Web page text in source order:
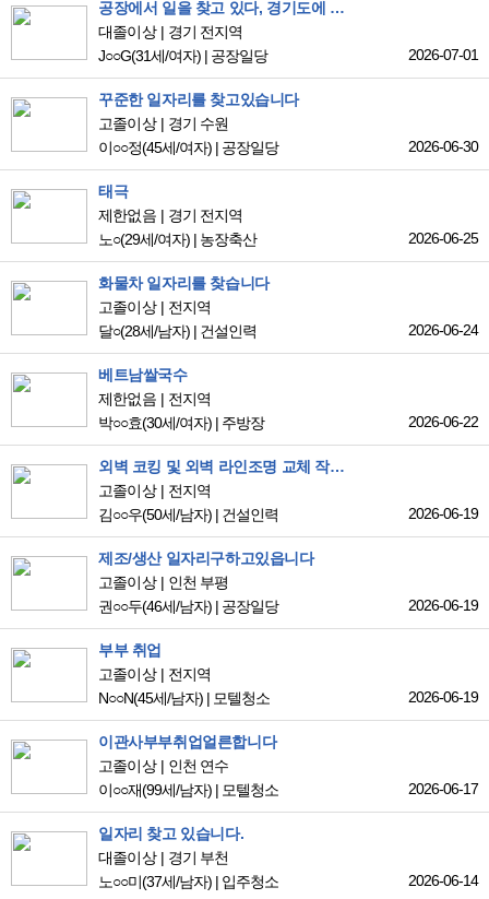
공장에서 일을 찾고 있다, 경기도에 일하고 싶다
대졸이상
경기 전지역
J○○G(31세/여자) | 공장일당 2026-07-01
꾸준한 일자리를 찾고있습니다
고졸이상
경기 수원
이○○정(45세/여자) | 공장일당 2026-06-30
태극
제한없음
경기 전지역
노○(29세/여자) | 농장축산 2026-06-25
화물차 일자리를 찾습니다
고졸이상
전지역
달○(28세/남자) | 건설인력 2026-06-24
베트남쌀국수
제한없음
전지역
박○○효(30세/여자) | 주방장 2026-06-22
외벽 코킹 및 외벽 라인조명 교체 작업 ,전기 내선 작업 ,배관 설비,기타 설비,배추 작업 경험 있음 외벽코킹 장비 완비,기타 설비공구 보유
고졸이상
전지역
김○○우(50세/남자) | 건설인력 2026-06-19
제조/생산 일자리구하고있읍니다
고졸이상
인천 부평
권○○두(46세/남자) | 공장일당 2026-06-19
부부 취업
고졸이상
전지역
N○○N(45세/남자) | 모텔청소 2026-06-19
이관사부부취업얼른합니다
고졸이상
인천 연수
이○○재(99세/남자) | 모텔청소 2026-06-17
일자리 찾고 있습니다.
대졸이상
경기 부천
노○○미(37세/남자) | 입주청소 2026-06-14